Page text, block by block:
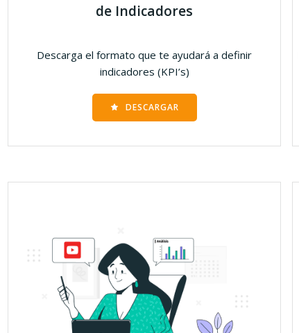
de Indicadores
Descarga el formato que te ayudará a definir
indicadores (KPI’s)
DESCARGAR